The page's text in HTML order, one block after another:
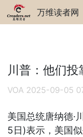
万维读者网
川普：他们投
VOA 2025-09-05
美国总统唐纳德·
5日)表示，美国